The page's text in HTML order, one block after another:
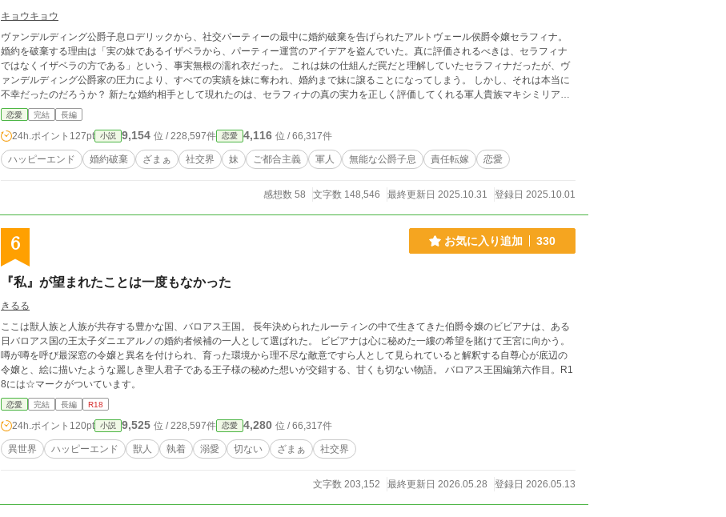
キョウキョウ
ヴァンデルディング公爵子息ロデリックから、社交パーティーの最中に婚約破棄を告げられたアルトヴェール侯爵令嬢セラフィナ。
婚約を破棄する理由は「実の妹であるイザベラから、パーティー運営のアイデアを盗んでいた。真に評価されるべきは、セラフィナ
ではなくイザベラの方である」という、事実無根の濡れ衣だった。 これは妹の仕組んだ罠だと理解していたセラフィナだったが、ヴ
ァンデルディング公爵家の圧力により、すべての実績を妹に奪われ、婚約まで妹に譲ることになってしまう。 しかし、それは本当に
不幸だったのだろうか？ 新たな婚約相手として現れたのは、セラフィナの真の実力を正しく評価してくれる軍人貴族マキシミリア
ン。そしてイザベラとロデリックの元には、「奪った実績」を背負いきれない現実が待っていた。 偽りで塗り固めた成功は、いつま
で続くのか。 真の実力者はどちらなのか。パーティーに集う貴族たちが下す評価は、明確だった。 奪い取った者が泣き、奪われた者
が笑う。 それが、この物語の結末である。 ※過去に投稿した「奪い取るより奪った後のほうが大変だけど、大丈夫なのかしら」の内
容を再構築しつつ、他にも色々な過去作のエッセンスを加えながら新しい展開で物語を書いています。
恋愛 完結 長編
24h.ポイント 127pt 小説 9,154 位 / 228,597件 恋愛 4,116 位 / 66,317件
ハッピーエンド 婚約破棄 ざまぁ 社交界 妹 ご都合主義 軍人 無能な公爵子息 責任転嫁 恋愛
感想数 58 文字数 148,546 最終更新日 2025.10.31 登録日 2025.10.01
6 お気に入り追加 330
『私』が望まれたことは一度もなかった
きるる
ここは獣人族と人族が共存する豊かな国、バロアス王国。 長年決められたルーティンの中で生きてきた伯爵令嬢のビビアナは、ある
日バロアス国の王太子ダニエアルノの婚約者候補の一人として選ばれた。 ビビアナは心に秘めた一縷の希望を賭けて王宮に向かう。
噂が噂を呼び最深窓の令嬢と異名を付けられ、育った環境から理不尽な敵意ですら人として見られていると解釈する自尊心が底辺の
令嬢と、絵に描いたような麗しき聖人君子である王子様の秘めた想いが交錯する、甘くも切ない物語。 バロアス王国編第六作目。R1
8には☆マークがついています。
恋愛 完結 長編 R18
24h.ポイント 120pt 小説 9,525 位 / 228,597件 恋愛 4,280 位 / 66,317件
異世界 ハッピーエンド 獣人 執着 溺愛 切ない ざまぁ 社交界
文字数 203,152 最終更新日 2026.05.28 登録日 2026.05.13